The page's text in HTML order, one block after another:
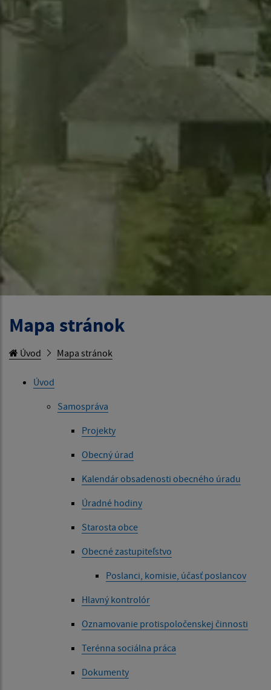
Mapa stránok
Úvod Mapa stránok
Úvod
Samospráva
Projekty
Obecný úrad
Kalendár obsadenosti obecného úradu
Úradné hodiny
Starosta obce
Obecné zastupiteľstvo
Poslanci, komisie, účasť poslancov
Hlavný kontrolór
Oznamovanie protispoločenskej činnosti
Terénna sociálna práca
Dokumenty